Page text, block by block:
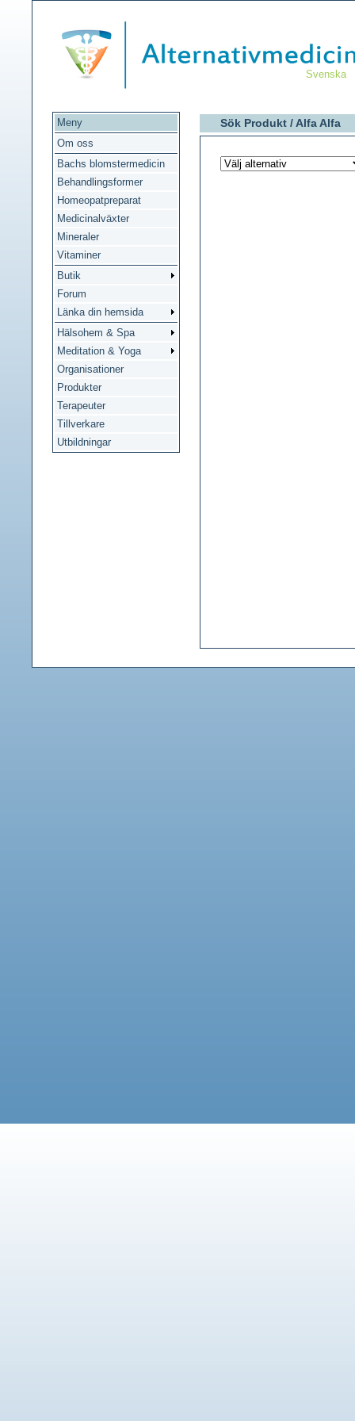
Svenska
Meny
Om oss
Bachs blomstermedicin
Behandlingsformer
Homeopatpreparat
Medicinalväxter
Mineraler
Vitaminer
Butik
Forum
Länka din hemsida
Hälsohem & Spa
Meditation & Yoga
Organisationer
Produkter
Terapeuter
Tillverkare
Utbildningar
Sök Produkt / Alfa Alfa